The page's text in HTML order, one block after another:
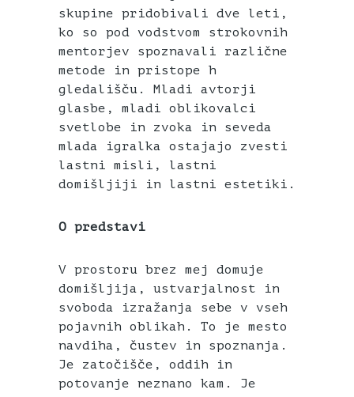
skupine pridobivali dve leti,
ko so pod vodstvom strokovnih
mentorjev spoznavali različne
metode in pristope h
gledališču. Mladi avtorji
glasbe, mladi oblikovalci
svetlobe in zvoka in seveda
mlada igralka ostajajo zvesti
lastni misli, lastni
domišljiji in lastni estetiki.
O predstavi
V prostoru brez mej domuje
domišljija, ustvarjalnost in
svoboda izražanja sebe v vseh
pojavnih oblikah. To je mesto
navdiha, čustev in spoznanja.
Je zatočišče, oddih in
potovanje neznano kam. Je